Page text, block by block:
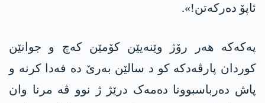
ئاپۆ دەرکەتن!».
په‌كه‌كه‌ هەر رۆژ وێنەیێن کۆمێن کەچ و جوانێن
کوردان پارڤەدکە کو د سالێن بەرێ دە فەدا کرنە و
پاش دەرباسبوونا دەمەک درێژ ژ نوو ڤە مرنا وان